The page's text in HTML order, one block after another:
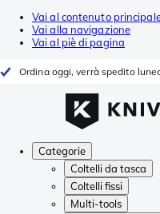
Vai al contenuto
Vai alla navigazione
Vai al piè di pagina
Ordina oggi, verrà spedito
Categorie
Coltelli da tasca
Coltelli fissi
Multi-tools